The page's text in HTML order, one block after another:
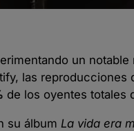
un
las
de los oyentes totales
su álbum La vida era